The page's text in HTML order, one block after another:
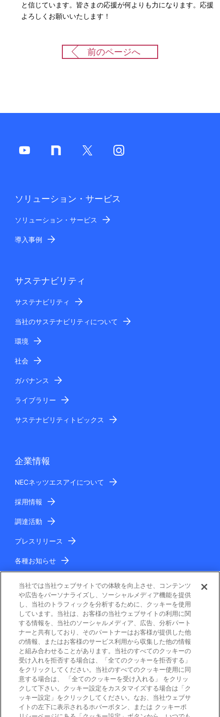
と信じています。皆さまの応援が何よりも力になります。応援
よろしくお願いいたします！
前のページへ
ソリューション・サービス
ソリューション・サービス
導入事例
サステナビリティ
サステナビリティ
当社のサステナビリティについて
環境
社会
ガバナンス
ライブラリー
サステナビリティトピックス
企業情報
NECネッツエスアイについて
採用情報
調達活動
プレスリリース
各種お知らせ
電子公告
ご利用条件
個人情報保護
当社では当社ウェブサイトでの体験を向上させ、コンテンツ
や広告をパーソナライズし、ソーシャルメディア機能を提供
し、当社のトラフィックを分析するために、クッキーを使用
しています。当社は、お客様の当社ウェブサイトの利用に関
する情報を、当社のソーシャルメディア、広告、分析パート
ナーと共有しており、そのパートナーはお客様が提供した他
の情報、またはお客様のサービス利用から収集した他の情報
と組み合わせることがあります。当社のすべてのクッキーの
受け入れを拒否する場合は、「全てのクッキーを拒否する」
をクリックしてください。当社のすべてのクッキー使用に同
意する場合は、 「全てのクッキーを受け入れる」 をクリッ
クして下さい。クッキー設定をカスタマイズする場合は「ク
ッキー設定」をクリックしてください。なお、当社ウェブサ
イトの左下に表示されるホバーボタン、または クッキーポ